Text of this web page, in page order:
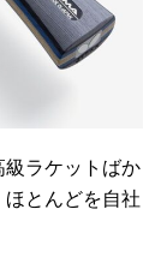
ラケットばか
とんどを自社